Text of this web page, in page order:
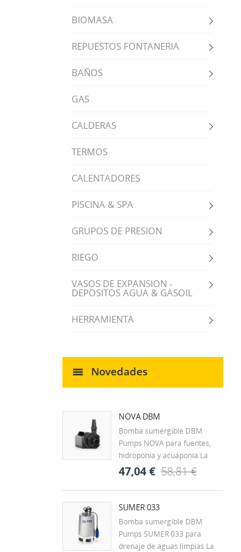
BIOMASA
REPUESTOS FONTANERIA
BAÑOS
GAS
CALDERAS
TERMOS
CALENTADORES
PISCINA & SPA
GRUPOS DE PRESION
RIEGO
VASOS DE EXPANSION -
DEPOSITOS AGUA & GASOIL
HERRAMIENTA
Novedades
NOVA DBM
Bomba sumergible DBM
Pumps NOVA para fuentes,
hidroponía y acuaponía La
DBM Pumps NOVA es una
bomba sumergible diseñada
para la circulación continua de
agua en fuentes
ornamentales, estanques y
pequeños sistemas
hidráulicos. Su tamaño
47,04 € 58,81 €
SUMER 033
Bomba sumergible DBM
Pumps SUMER 033 para
drenaje de aguas limpias La